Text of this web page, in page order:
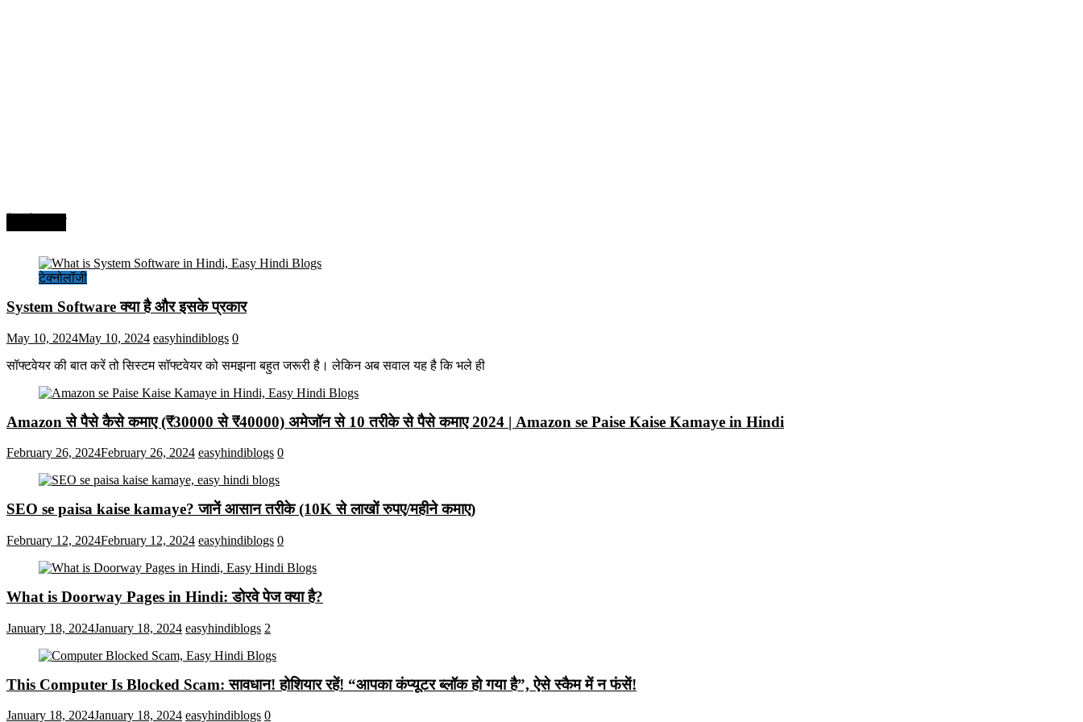
टेक्नोलॉजी
System Software क्या है और इसके प्रकार
May 10, 2024May 10, 2024 easyhindiblogs 0
सॉफ्टवेयर की बात करें तो सिस्टम सॉफ्टवेयर को समझना बहुत जरूरी है। लेकिन अब सवाल यह है कि भले ही
Amazon से पैसे कैसे कमाए (₹30000 से ₹40000) अमेजॉन से 10 तरीके से पैसे कमाए 2024 | Amazon se Paise Kaise Kamaye in Hindi
February 26, 2024February 26, 2024 easyhindiblogs 0
SEO se paisa kaise kamaye? जानें आसान तरीके (10K से लाखों रुपए/महीने कमाए)
February 12, 2024February 12, 2024 easyhindiblogs 0
What is Doorway Pages in Hindi: डोरवे पेज क्या है?
January 18, 2024January 18, 2024 easyhindiblogs 2
This Computer Is Blocked Scam: सावधान! होशियार रहें! “आपका कंप्यूटर ब्लॉक हो गया है”, ऐसे स्कैम में न फंसें!
January 18, 2024January 18, 2024 easyhindiblogs 0